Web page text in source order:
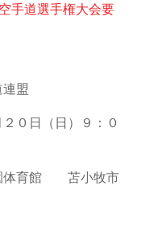
手道選手権大会要
盟
日（日）９：０
育館 苫小牧市